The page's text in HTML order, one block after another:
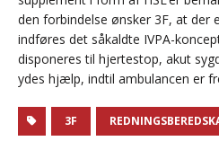
den forbindelse ønsker 3F, at der
indføres det såkaldte IVPA-
disponeres til hjertestop, akut
ydes hjælp, indtil ambulancen er
3F